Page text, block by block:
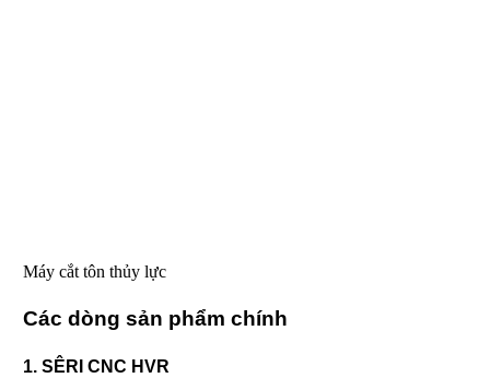
Máy cắt tôn thủy lực
Các dòng sản phẩm chính
1. SÊRI CNC HVR